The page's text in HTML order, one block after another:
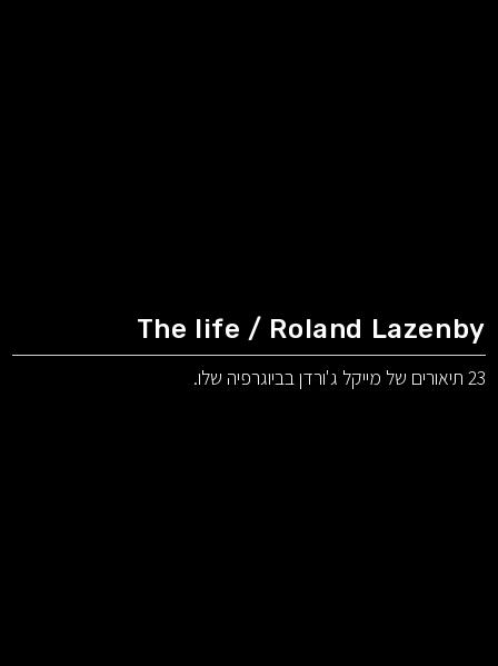
The life / Roland Lazenby
23 תיאורים של מייקל ג'ורדן בביוגרפיה שלו.